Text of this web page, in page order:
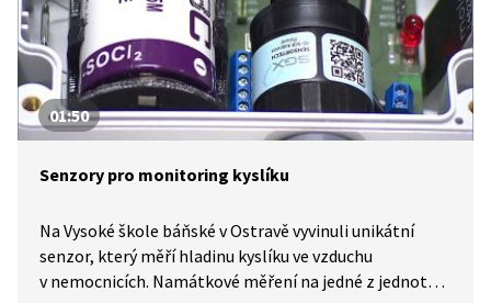
01:50
Senzory pro monitoring kyslíku
Na Vysoké škole báňské v Ostravě vyvinuli unikátní
senzor, který měří hladinu kyslíku ve vzduchu
v nemocnicích. Namátkové měření na jedné z jednotek